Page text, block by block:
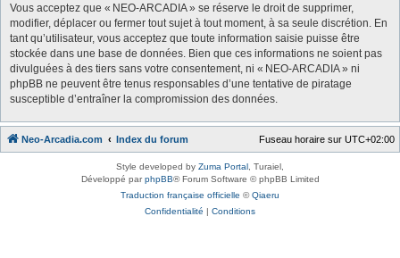
Vous acceptez que « NEO-ARCADIA » se réserve le droit de supprimer,
modifier, déplacer ou fermer tout sujet à tout moment, à sa seule discrétion. En
tant qu’utilisateur, vous acceptez que toute information saisie puisse être
stockée dans une base de données. Bien que ces informations ne soient pas
divulguées à des tiers sans votre consentement, ni « NEO-ARCADIA » ni
phpBB ne peuvent être tenus responsables d’une tentative de piratage
susceptible d’entraîner la compromission des données.
Neo-Arcadia.com Index du forum Fuseau horaire sur UTC+02:00
Style developed by Zuma Portal , Turaiel,
Développé parphpBB® Forum Software © phpBB Limited
Traduction française officielle ©Qiaeru
Confidentialité | Conditions